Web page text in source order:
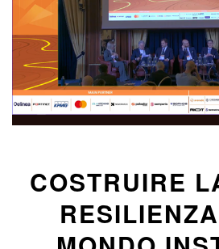
COSTRUIRE